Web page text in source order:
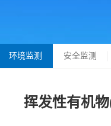
环境监测 安全监测
挥发性有机